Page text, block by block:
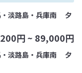
・淡路島・兵庫南 夕
円 ~ 89,000円
・淡路島・兵庫南 夕